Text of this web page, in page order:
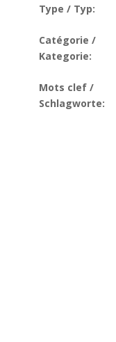
Type / Typ:
Catégorie /
Kategorie:
Mots clef /
Schlagworte: